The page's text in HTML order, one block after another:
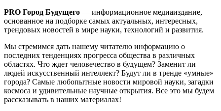
PRO Город Будущего — информационное медиаиздание,
основанное на подборке самых актуальных, интересных,
трендовых новостей в мире науки, технологий и развития.
Мы стремимся дать нашему читателю информацию о
последних тенденциях прогресса общества в различных
областях. Что ждет человечество в будущем? Заменит ли
людей искусственный интеллект? Будут ли в тренде «умные»
города? Самые любопытные новости мировой науки, загадки
космоса и удивительные научные открытия. Все это мы будем
рассказывать в наших материалах!